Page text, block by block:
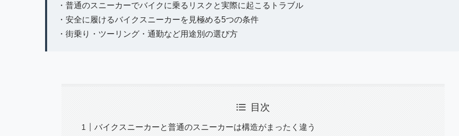
・普通のスニーカーでバイクに乗るリスクと実際に起こるトラブル
・安全に履けるバイクスニーカーを見極める5つの条件
・街乗り・ツーリング・通勤など用途別の選び方
目次
バイクスニーカーと普通のスニーカーは構造がまったく違う